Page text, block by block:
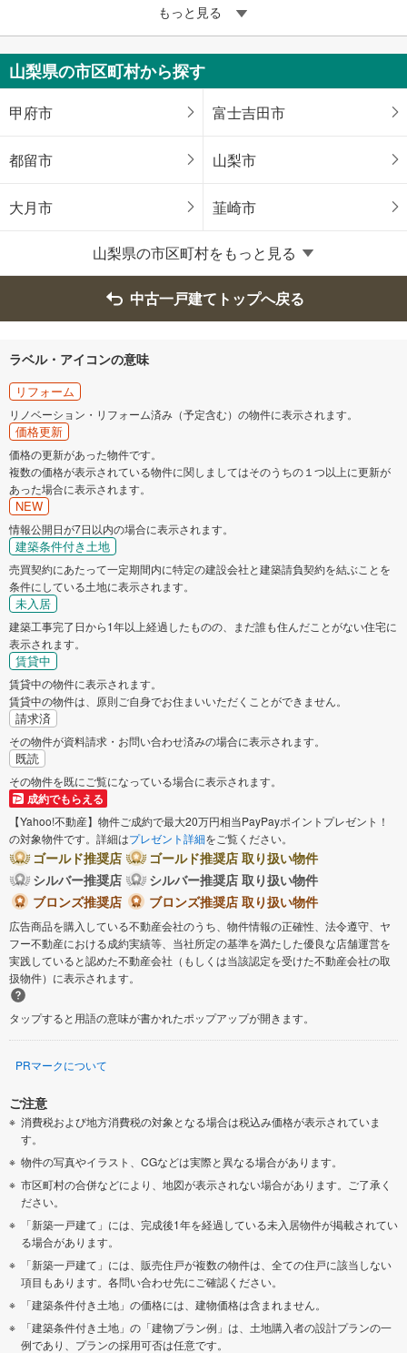
もっと見る
山梨県の市区町村から探す
甲府市 富士吉田市
都留市 山梨市
大月市 韮崎市
南アルプス市 北杜市
笛吹市
上野原市
中央市
南巨摩郡身延町
南巨摩郡富士川町
南都留郡西桂町 南都留郡山中湖村
南都留郡鳴沢村
山梨県の市区町村をもっと見る
中古一戸建てトップへ戻る
ラベル・アイコンの意味
リフォーム
リノベーション・リフォーム済み（予定含む）の物件に表示されます。
価格更新
価格の更新があった物件です。
複数の価格が表示されている物件に関しましてはそのうちの１つ以上に更新が
あった場合に表示されます。
NEW
情報公開日が7日以内の場合に表示されます。
建築条件付き土地
売買契約にあたって一定期間内に特定の建設会社と建築請負契約を結ぶことを
条件にしている土地に表示されます。
未入居
建築工事完了日から1年以上経過したものの、まだ誰も住んだことがない住宅に
表示されます。
賃貸中
賃貸中の物件に表示されます。
賃貸中の物件は、原則ご自身でお住まいいただくことができません。
請求済
その物件が資料請求・お問い合わせ済みの場合に表示されます。
既読
その物件を既にご覧になっている場合に表示されます。
成約でもらえる
【Yahoo!不動産】物件ご成約で最大20万円相当PayPayポイントプレゼント！
の対象物件です。詳細はプレゼント詳細をご覧ください。
ゴールド推奨店
ゴールド推奨店 取り扱い物件
シルバー推奨店
シルバー推奨店 取り扱い物件
ブロンズ推奨店
ブロンズ推奨店 取り扱い物件
広告商品を購入している不動産会社のうち、物件情報の正確性、法令遵守、ヤ
フー不動産における成約実績等、当社所定の基準を満たした優良な店舗運営を
実践していると認めた不動産会社（もしくは当該認定を受けた不動産会社の取
扱物件）に表示されます。
タップすると用語の意味が書かれたポップアップが開きます。
PRマークについて
ご注意
消費税および地方消費税の対象となる場合は税込み価格が表示されていま
す。
物件の写真やイラスト、CGなどは実際と異なる場合があります。
市区町村の合併などにより、地図が表示されない場合があります。ご了承く
ださい。
「新築一戸建て」には、完成後1年を経過している未入居物件が掲載されてい
る場合があります。
「新築一戸建て」には、販売住戸が複数の物件は、全ての住戸に該当しない
項目もあります。各問い合わせ先にご確認ください。
「建築条件付き土地」の価格には、建物価格は含まれません。
「建築条件付き土地」の「建物プラン例」は、土地購入者の設計プランの一
例であり、プランの採用可否は任意です。